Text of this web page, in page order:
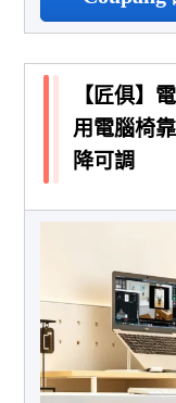
【匠俱】
用電腦椅
降可調